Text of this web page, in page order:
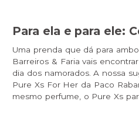
Para ela e para ele:
Uma prenda que dá para
Barreiros & Faria vais
dia dos namorados. A nossa
Pure Xs For Her da Paco
mesmo perfume, o Pure Xs